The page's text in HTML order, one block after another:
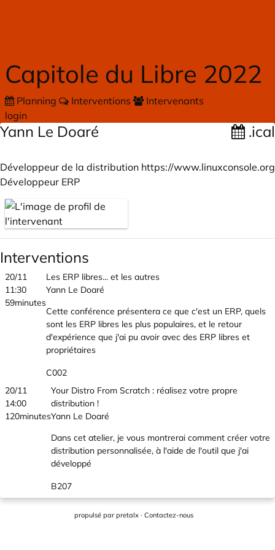
Capitole du Libre 2022
Planning Interventions
Intervenants
login
Yann Le Doaré .ical
Développeur de la distribution https://www.linuxconsole.org
Développeur ERP
Interventions
20/11
11:30
59minutes
Les ERP libres... et les autres
Yann Le Doaré
Cette conférence présentera ce que c'est un ERP, quels
sont les ERP libres les plus populaires, et le retour
d'expérience que j'ai pu avoir avec des ERP libres et
propriétaires
C002
20/11
14:00
120minutes
Your Distro From Scratch : réalisez votre propre
distribution !
Yann Le Doaré
Dans cet atelier, je vous montrerai comment créer votre
distribution personnalisée, à l'aide de l'outil que j'ai
développé
B207
propulsé par pretalx · Contactez-nous